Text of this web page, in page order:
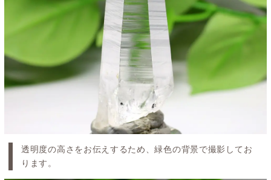
透明度の高さをお伝えするため、緑色の背景で撮影してお
ります。